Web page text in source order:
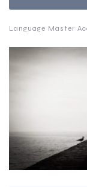
Language Master